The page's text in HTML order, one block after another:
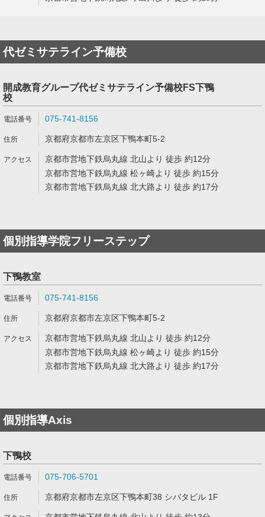
代ゼミサテライン予備校
開成教育グループ代ゼミサテライン予備校FS下鴨
校
075-741-8156
京都府京都市左京区下鴨本町5-2
京都市営地下鉄烏丸線 北山より 徒歩 約12分
京都市営地下鉄烏丸線 松ヶ崎より 徒歩 約15分
京都市営地下鉄烏丸線 北大路より 徒歩 約17分
個別指導学院フリーステップ
下鴨教室
075-741-8156
京都府京都市左京区下鴨本町5-2
京都市営地下鉄烏丸線 北山より 徒歩 約12分
京都市営地下鉄烏丸線 松ヶ崎より 徒歩 約15分
京都市営地下鉄烏丸線 北大路より 徒歩 約17分
個別指導Axis
下鴨校
075-706-5701
京都府京都市左京区下鴨本町38 シバタビル 1F